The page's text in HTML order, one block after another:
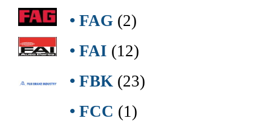
• FAG (2)
• FAI (12)
• FBK (23)
• FCC (1)